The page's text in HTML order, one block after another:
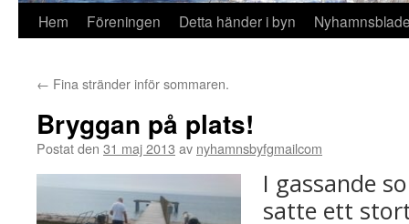
Hem Föreningen Detta händer i byn
← Fina stränder inför sommaren.
Bryggan på plats!
Postat den 31 maj 2013 av nyhamnsbyfgmailcom
I gassande
satte ett